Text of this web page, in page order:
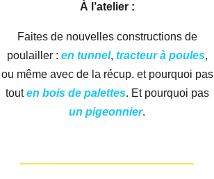
À l’atelier :
Faites de nouvelles constructions de
poulailler : en tunnel, tracteur à poules,
ou même avec de la récup. et pourquoi pas
touten bois de palettes. Et pourquoi pas
un pigeonnier.